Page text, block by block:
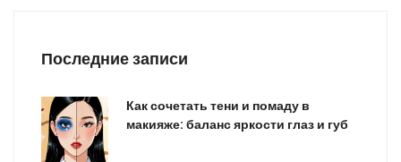
Последние записи
Как сочетать тени и помаду в
макияже: баланс яркости глаз и губ